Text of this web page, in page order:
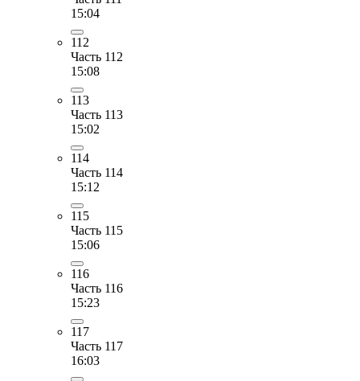
15:04
112
Часть 112
15:08
113
Часть 113
15:02
114
Часть 114
15:12
115
Часть 115
15:06
116
Часть 116
15:23
117
Часть 117
16:03